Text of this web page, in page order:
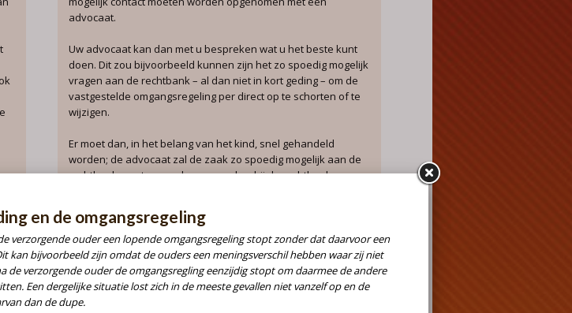
advocaat.
Uw advocaat kan dan met u bespreken wat u het beste kunt
doen. Dit zou bijvoorbeeld kunnen zijn het zo spoedig mogelijk
vragen aan de rechtbank – al dan niet in kort geding – om de
vastgestelde omgangsregeling per direct op te schorten of te
wijzigen.
Er moet dan, in het belang van het kind, snel gehandeld
worden; de advocaat zal de zaak zo spoedig mogelijk aan de
rechtbank moeten voorleggen en daarbij de rechtbank
Kortgeding en de omgangsregeling
Het kan zijn dat de verzorgende ouder een lopende